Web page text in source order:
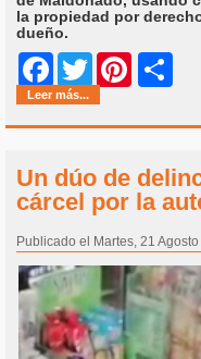
la propiedad por
dueño.
Facebook
Twitter Pinterest
Leer más...
Un dúo de
cárcel por la
Publicado el Martes, 21